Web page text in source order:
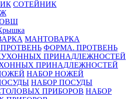
СОТЕЙНИК
МАНТОВАРКА
ФОРМА. ПРОТВЕНЬ
ПРИНАДЛЕЖНОСТЕЙ
НАБОР НОЖЕЙ
НАБОР ПОСУДЫ
НАБОР